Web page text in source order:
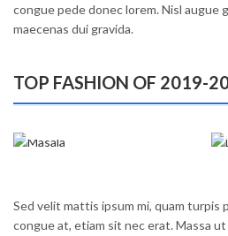
congue pede donec lorem. Nisl augue
maecenas dui gravida.
TOP FASHION OF 2019-
Sed velit mattis ipsum mi, quam
congue at, etiam sit nec erat. Massa